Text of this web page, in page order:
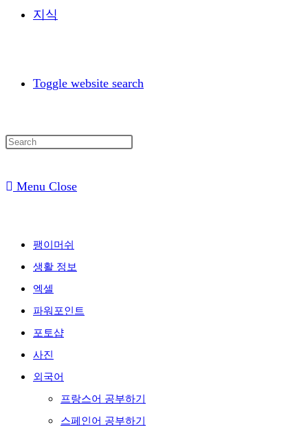
지식
Toggle website search
Menu Close
팽이머쉬
생활 정보
엑셀
파워포인트
포토샵
사진
외국어
프랑스어 공부하기
스페인어 공부하기